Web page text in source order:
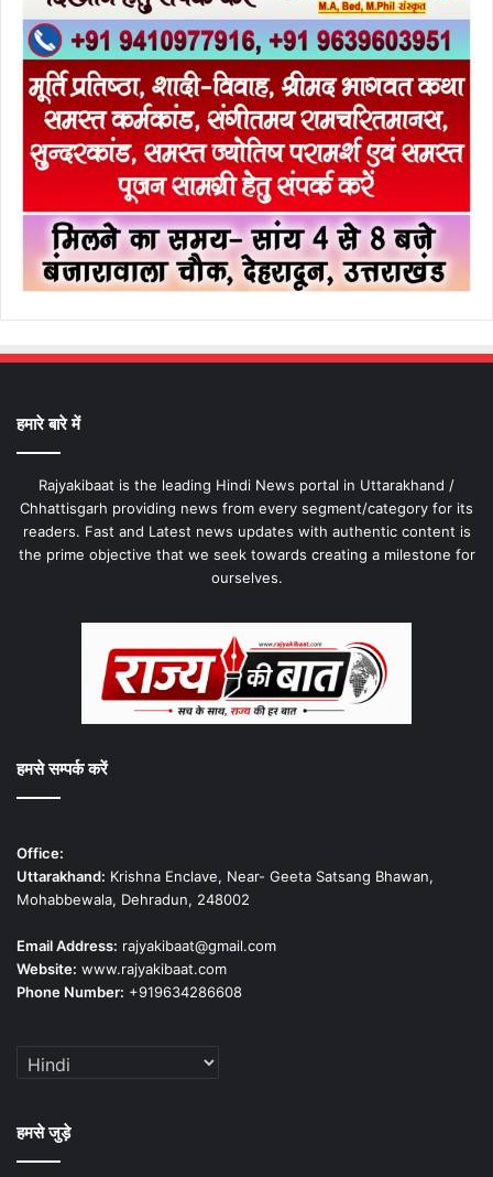
हमारे बारे में
Rajyakibaat is the leading Hindi News portal in Uttarakhand /
Chhattisgarh providing news from every segment/category for its
readers. Fast and Latest news updates with authentic content is
the prime objective that we seek towards creating a milestone for
ourselves.
हमसे सम्पर्क करें
Office:
Uttarakhand: Krishna Enclave, Near- Geeta Satsang Bhawan,
Mohabbewala, Dehradun, 248002
Email Address: rajyakibaat@gmail.com
Website: www.rajyakibaat.com
Phone Number: +919634286608
हमसे जुड़े